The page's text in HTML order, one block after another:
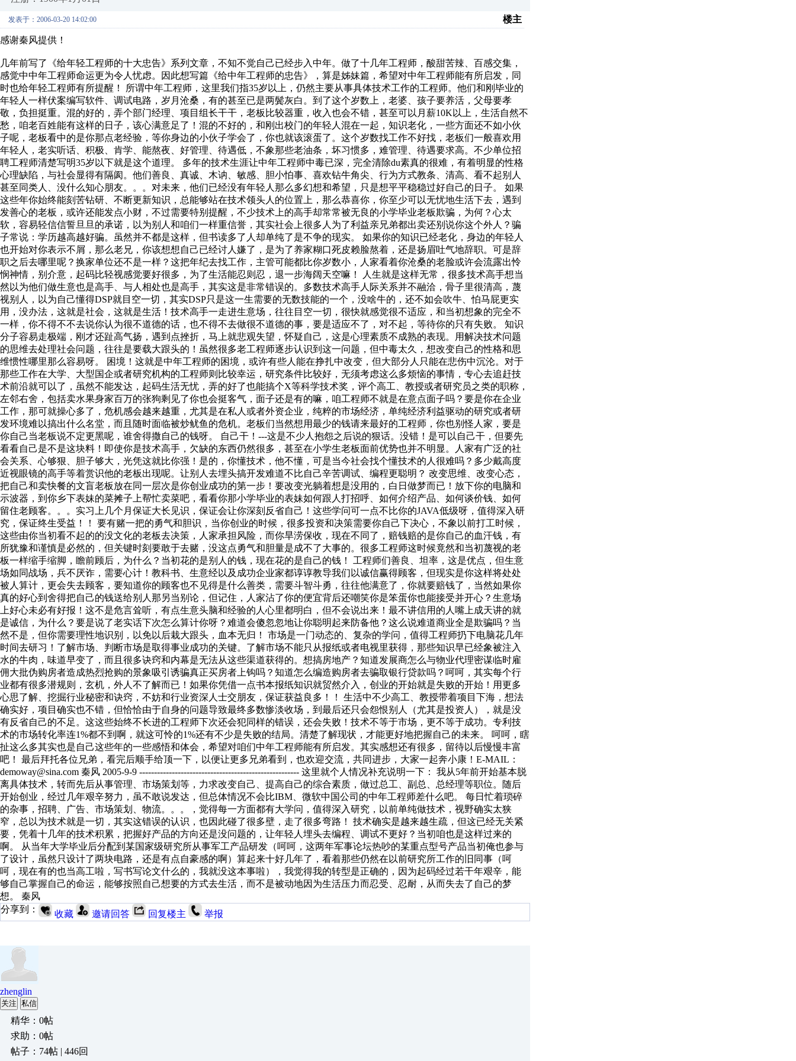
发表于：2006-03-20 14:02:00 楼主
感谢秦风提供！
几年前写了《给年轻工程师的十大忠告》系列文章，不知不觉自己已经步入中年。做了十几年工程师，酸甜苦辣、百感交集，
感觉中中年工程师命运更为令人忧虑。因此想写篇《给中年工程师的忠告》，算是姊妹篇，希望对中年工程师能有所启发，同
时也给年轻工程师有所提醒！ 所谓中年工程师，这里我们指35岁以上，仍然主要从事具体技术工作的工程师。他们和刚毕业的
年轻人一样伏案编写软件、调试电路，岁月沧桑，有的甚至已是两鬓灰白。到了这个岁数上，老婆、孩子要养活，父母要孝
敬，负担挺重。混的好的，弄个部门经理、项目组长干干，老板比较器重，收入也会不错，甚至可以月薪10K以上，生活自然不
愁，咱老百姓能有这样的日子，该心满意足了！混的不好的，和刚出校门的年轻人混在一起，知识老化，一些方面还不如小伙
子呢，老板看中的是你那点老经验，等你身边的小伙子学会了，你也就该滚蛋了。这个岁数找工作不好找，老板们一般喜欢用
年轻人，老实听话、积极、肯学、能熬夜、好管理、待遇低，不象那些老油条，坏习惯多，难管理、待遇要求高。不少单位招
聘工程师清楚写明35岁以下就是这个道理。 多年的技术生涯让中年工程师中毒已深，完全清除du素真的很难，有着明显的性格
心理缺陷，与社会显得有隔阂。他们善良、真诚、木讷、敏感、胆小怕事、喜欢钻牛角尖、行为方式教条、清高、看不起别人
甚至同类人、没什么知心朋友。。。对未来，他们已经没有年轻人那么多幻想和希望，只是想平平稳稳过好自己的日子。 如果
这些年你始终能刻苦钻研、不断更新知识，总能够站在技术领头人的位置上，那么恭喜你，你至少可以无忧地生活下去，遇到
发善心的老板，或许还能发点小财，不过需要特别提醒，不少技术上的高手却常常被无良的小学毕业老板欺骗，为何？心太
软，容易轻信信誓旦旦的承诺，以为别人和咱们一样重信誉，其实社会上很多人为了利益亲兄弟都出卖还别说你这个外人？骗
子常说：学历越高越好骗。虽然并不都是这样，但书读多了人却单纯了是不争的现实。 如果你的知识已经老化，身边的年轻人
也开始对你表示不屑，那么老兄，你该想想自己已经讨人嫌了，是为了养家糊口死皮赖脸熬着，还是扬眉吐气地辞职。可是辞
职之后去哪里呢？换家单位还不是一样？这把年纪去找工作，主管可能都比你岁数小，人家看着你沧桑的老脸或许会流露出怜
悯神情，别介意，起码比轻视感觉要好很多，为了生活能忍则忍，退一步海阔天空嘛！ 人生就是这样无常，很多技术高手想当
然以为他们做生意也是高手、与人相处也是高手，其实这是非常错误的。多数技术高手人际关系并不融洽，骨子里很清高，蔑
视别人，以为自己懂得DSP就目空一切，其实DSP只是这一生需要的无数技能的一个，没啥牛的，还不如会吹牛、怕马屁更实
用，没办法，这就是社会，这就是生活！技术高手一走进生意场，往往目空一切，很快就感觉很不适应，和当初想象的完全不
一样，你不得不不去说你认为很不道德的话，也不得不去做很不道德的事，要是适应不了，对不起，等待你的只有失败。 知识
分子容易走极端，刚才还趾高气扬，遇到点挫折，马上就悲观失望，怀疑自己，这是心理素质不成熟的表现。用解决技术问题
的思维去处理社会问题，往往是要载大跟头的！虽然很多老工程师逐步认识到这一问题，但中毒太久，想改变自己的性格和思
维惯性哪里那么容易呀。 困境！这就是中年工程师的困境，或许有些人能在挣扎中改变，但大部分人只能在悲伤中沉沦。对于
那些工作在大学、大型国企或者研究机构的工程师则比较幸运，研究条件比较好，无须考虑这么多烦恼的事情，专心去追赶技
术前沿就可以了，虽然不能发达，起码生活无忧，弄的好了也能搞个X等科学技术奖，评个高工、教授或者研究员之类的职称，
左邻右舍，包括卖水果身家百万的张狗剩见了你也会挺客气，面子还是有的嘛，咱工程师不就是在意点面子吗？要是你在企业
工作，那可就操心多了，危机感会越来越重，尤其是在私人或者外资企业，纯粹的市场经济，单纯经济利益驱动的研究或者研
发环境难以搞出什么名堂，而且随时面临被炒鱿鱼的危机。老板们当然想用最少的钱请来最好的工程师，你也别怪人家，要是
你自己当老板说不定更黑呢，谁舍得撒自己的钱呀。 自己干！---这是不少人抱怨之后说的狠话。没错！是可以自己干，但要先
看看自己是不是这块料！即使你是技术高手，欠缺的东西仍然很多，甚至在小学生老板面前优势也并不明显。人家有广泛的社
会关系、心够狠、胆子够大，光凭这就比你强！是的，你懂技术，他不懂，可是当今社会找个懂技术的人很难吗？多少戴高度
近视眼镜的高手等着赏识他的老板出现呢。让别人去埋头搞开发难道不比自己辛苦调试、编程更聪明？ 改变思维、改变心态，
把自己和卖快餐的文盲老板放在同一层次是你创业成功的第一步！要改变光躺着想是没用的，白日做梦而已！放下你的电脑和
示波器，到你乡下表妹的菜摊子上帮忙卖菜吧，看看你那小学毕业的表妹如何跟人打招呼、如何介绍产品、如何谈价钱、如何
留住老顾客。。。实习上几个月保证大长见识，保证会让你深刻反省自己！这些学问可一点不比你的JAVA低级呀，值得深入研
究，保证终生受益！！ 要有赌一把的勇气和胆识，当你创业的时候，很多投资和决策需要你自己下决心，不象以前打工时候，
这些由你当初看不起的的没文化的老板去决策，人家承担风险，而你旱涝保收，现在不同了，赔钱赔的是你自己的血汗钱，有
所犹豫和谨慎是必然的，但关键时刻要敢于去赌，没这点勇气和胆量是成不了大事的。很多工程师这时候竟然和当初蔑视的老
板一样缩手缩脚，瞻前顾后，为什么？当初花的是别人的钱，现在花的是自己的钱！ 工程师们善良、坦率，这是优点，但生意
场如同战场，兵不厌诈，需要心计！教科书、生意经以及成功企业家都谆谆教导我们以诚信赢得顾客，但现实是你这样将处处
被人算计，更会失去顾客，要知道你的顾客也不见得是什么善类，需要斗智斗勇，往往他满意了，你就要赔钱了，当然如果你
真的好心到舍得把自己的钱送给别人那另当别论，但记住，人家沾了你的便宜背后还嘲笑你是笨蛋你也能接受并开心？生意场
上好心未必有好报！这不是危言耸听，有点生意头脑和经验的人心里都明白，但不会说出来！最不讲信用的人嘴上成天讲的就
是诚信，为什么？要是说了老实话下次怎么算计你呀？难道会傻忽忽地让你聪明起来防备他？这么说难道商业全是欺骗吗？当
然不是，但你需要理性地识别，以免以后栽大跟头，血本无归！ 市场是一门动态的、复杂的学问，值得工程师扔下电脑花几年
时间去研习！了解市场、判断市场是取得事业成功的关键。了解市场不能只从报纸或者电视里获得，那些知识早已经象被注入
水的牛肉，味道早变了，而且很多诀窍和内幕是无法从这些渠道获得的。想搞房地产？知道发展商怎么与物业代理密谋临时雇
佣大批伪购房者造成热烈抢购的景象吸引诱骗真正买房者上钩吗？知道怎么编造购房者去骗取银行贷款吗？呵呵，其实每个行
业都有很多潜规则，玄机，外人不了解而已！如果你凭借一点书本报纸知识就贸然介入，创业的开始就是失败的开始！用更多
心思了解、挖掘行业秘密和诀窍，不妨和行业资深人士交朋友，保证获益良多！！ 生活中不少高工、教授带着项目下海，想法
确实好，项目确实也不错，但恰恰由于自身的问题导致最终多数惨淡收场，到最后还只会怨恨别人（尤其是投资人），就是没
有反省自己的不足。这这些始终不长进的工程师下次还会犯同样的错误，还会失败！技术不等于市场，更不等于成功。专利技
术的市场转化率连1%都不到啊，就这可怜的1%还有不少是失败的结局。清楚了解现状，才能更好地把握自己的未来。 呵呵，瞎
扯这么多其实也是自己这些年的一些感悟和体会，希望对咱们中年工程师能有所启发。其实感想还有很多，留待以后慢慢丰富
吧！ 最后拜托各位兄弟，看完后顺手给顶一下，以便让更多兄弟看到，也欢迎交流，共同进步，大家一起奔小康！E-MAIL：
demoway@sina.com 秦风 2005-9-9 ------------------------------------------------------ 这里就个人情况补充说明一下： 我从5年前开始基本脱
离具体技术，转而先后从事管理、市场策划等，力求改变自己、提高自己的综合素质，做过总工、副总、总经理等职位。随后
开始创业，经过几年艰辛努力，虽不敢说发达，但总体情况不会比IBM、微软中国公司的中年工程师差什么吧。 每日忙着琐碎
的杂事，招聘、广告、市场策划、物流。。。，觉得每一方面都有大学问，值得深入研究，以前单纯做技术，视野确实太狭
窄，总以为技术就是一切，其实这错误的认识，也因此碰了很多壁，走了很多弯路！ 技术确实是越来越生疏，但这已经无关紧
要，凭着十几年的技术积累，把握好产品的方向还是没问题的，让年轻人埋头去编程、调试不更好？当初咱也是这样过来的
啊。 从当年大学毕业后分配到某国家级研究所从事军工产品研发（呵呵，这两年军事论坛热吵的某重点型号产品当初俺也参与
了设计，虽然只设计了两块电路，还是有点自豪感的啊）算起来十好几年了，看着那些仍然在以前研究所工作的旧同事（呵
呵，现在有的也当高工啦，写书写论文什么的，我就没这本事啦），我觉得我的转型是正确的，因为起码经过若干年艰辛，能
够自己掌握自己的命运，能够按照自己想要的方式去生活，而不是被动地因为生活压力而忍受、忍耐，从而失去了自己的梦
想。 秦风
分享到：
收藏 邀请回答 回复楼主 举报
zhenglin
关注 私信
精华：0帖
求助：0帖
帖子：74帖 | 446回